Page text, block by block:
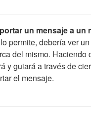
un mensaje a un
permite, debería ver
del mismo. Haciendo
y guiará a través de
el mensaje.